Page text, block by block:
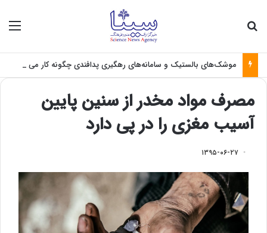
موشک‌های بالستیک و سامانه‌های رهگیری پدافندی چگونه کار می کنند؟
مصرف مواد مخدر از سنین پایین
آسیب مغزی را در پی دارد
۱۳۹۵-۰۶-۲۷